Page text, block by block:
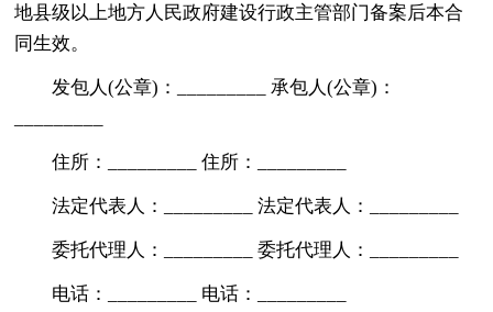
地县级以上地方人民政府建设行政主管部门备案后本合
同生效。
发包人(公章)：_________ 承包人(公章)：
住所：_________ 住所：_________
法定代表人：_________ 法定代表人：_________
委托代理人：_________ 委托代理人：_________
电话：_________ 电话：_________